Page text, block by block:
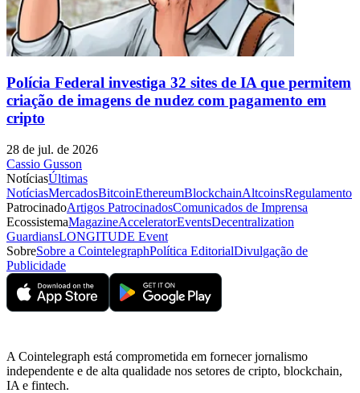
Polícia Federal investiga 32 sites de IA que permitem
criação de imagens de nudez com pagamento em
cripto
28 de jul. de 2026
Cassio Gusson
NotíciasÚltimas
NotíciasMercadosBitcoinEthereumBlockchainAltcoinsRegulamento
PatrocinadoArtigos PatrocinadosComunicados de Imprensa
EcossistemaMagazineAcceleratorEventsDecentralization
GuardiansLONGITUDE Event
SobreSobre a CointelegraphPolítica EditorialDivulgação de
Publicidade
A Cointelegraph está comprometida em fornecer jornalismo
independente e de alta qualidade nos setores de cripto, blockchain,
IA e fintech.